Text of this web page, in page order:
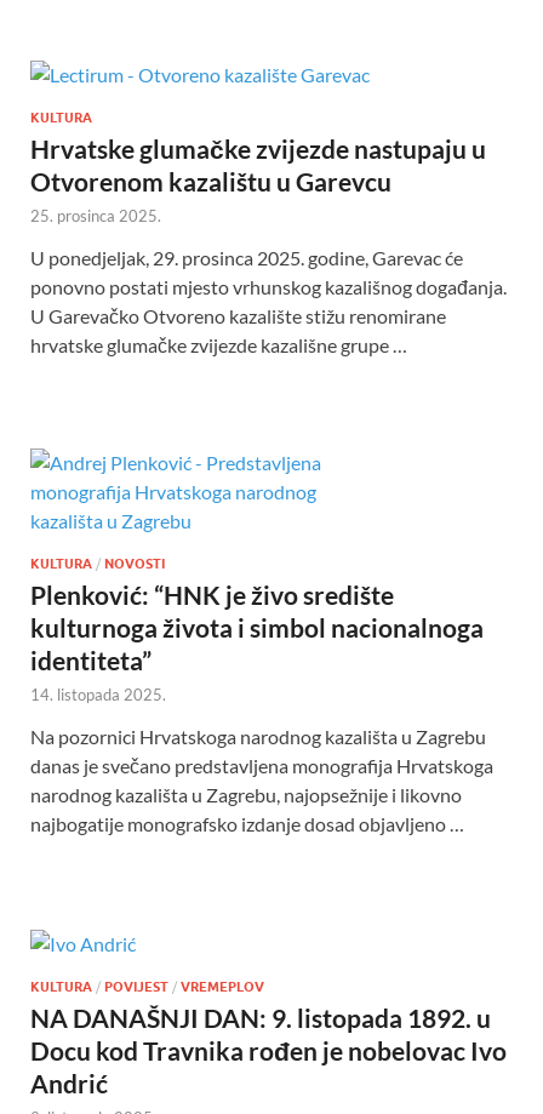
KULTURA
Hrvatske glumačke zvijezde nastupaju u
Otvorenom kazalištu u Garevcu
25. prosinca 2025.
U ponedjeljak, 29. prosinca 2025. godine, Garevac će
ponovno postati mjesto vrhunskog kazališnog događanja.
U Garevačko Otvoreno kazalište stižu renomirane
hrvatske glumačke zvijezde kazališne grupe …
KULTURA / NOVOSTI
Plenković: “HNK je živo središte
kulturnoga života i simbol nacionalnoga
identiteta”
14. listopada 2025.
Na pozornici Hrvatskoga narodnog kazališta u Zagrebu
danas je svečano predstavljena monografija Hrvatskoga
narodnog kazališta u Zagrebu, najopsežnije i likovno
najbogatije monografsko izdanje dosad objavljeno …
KULTURA / POVIJEST / VREMEPLOV
NA DANAŠNJI DAN: 9. listopada 1892. u
Docu kod Travnika rođen je nobelovac Ivo
Andrić